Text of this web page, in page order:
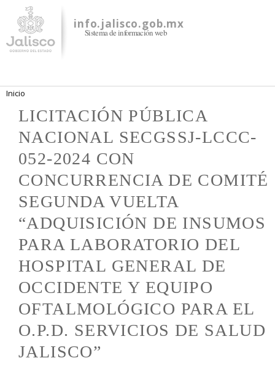
contenido
principal
info.jalisco.gob.mx
Sistema de información web
Se encuentra usted aquí
Inicio
LICITACIÓN PÚBLICA
NACIONAL SECGSSJ-LCCC-
052-2024 CON
CONCURRENCIA DE COMITÉ
SEGUNDA VUELTA
“ADQUISICIÓN DE INSUMOS
PARA LABORATORIO DEL
HOSPITAL GENERAL DE
OCCIDENTE Y EQUIPO
OFTALMOLÓGICO PARA EL
O.P.D. SERVICIOS DE SALUD
JALISCO”